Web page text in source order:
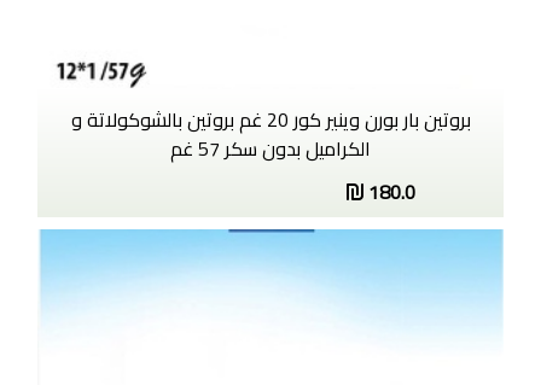
بروتين بار بورن وينير كور 20 غم بروتين بالشوكولاتة و
الكراميل بدون سكر 57 غم
180.0